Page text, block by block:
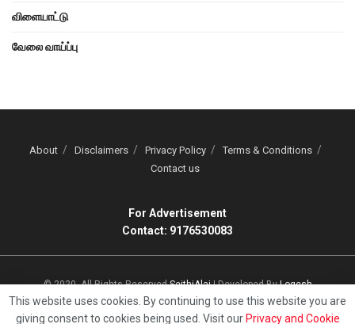
விளையாட்டு
வேலை வாய்ப்பு
About Disclaimers Privacy Policy
Terms & Conditions
Contact us
For Advertisement
Contact: 9176530083
© 2020, All Rights ReservedSeithiAlai| Developed ByLogesh
This website uses cookies. By continuing to use this website you are
giving consent to cookies being used. Visit our Privacy and Cookie